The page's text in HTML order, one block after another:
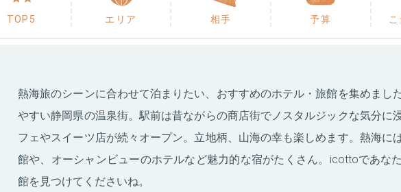
TOP5 エリア 相手 予算
熱海旅のシーンに合わせて泊まりたい、おすすめのホテル・旅館を集めまし
やすい静岡県の温泉街。駅前は昔ながらの商店街でノスタルジックな気分に
フェやスイーツ店が続々オープン。立地柄、山海の幸も楽しめます。熱海に
館や、オーシャンビューのホテルなど魅力的な宿がたくさん。icottoであな
館を見つけてくださいね。